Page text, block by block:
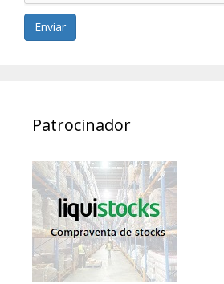
Enviar
Patrocinador